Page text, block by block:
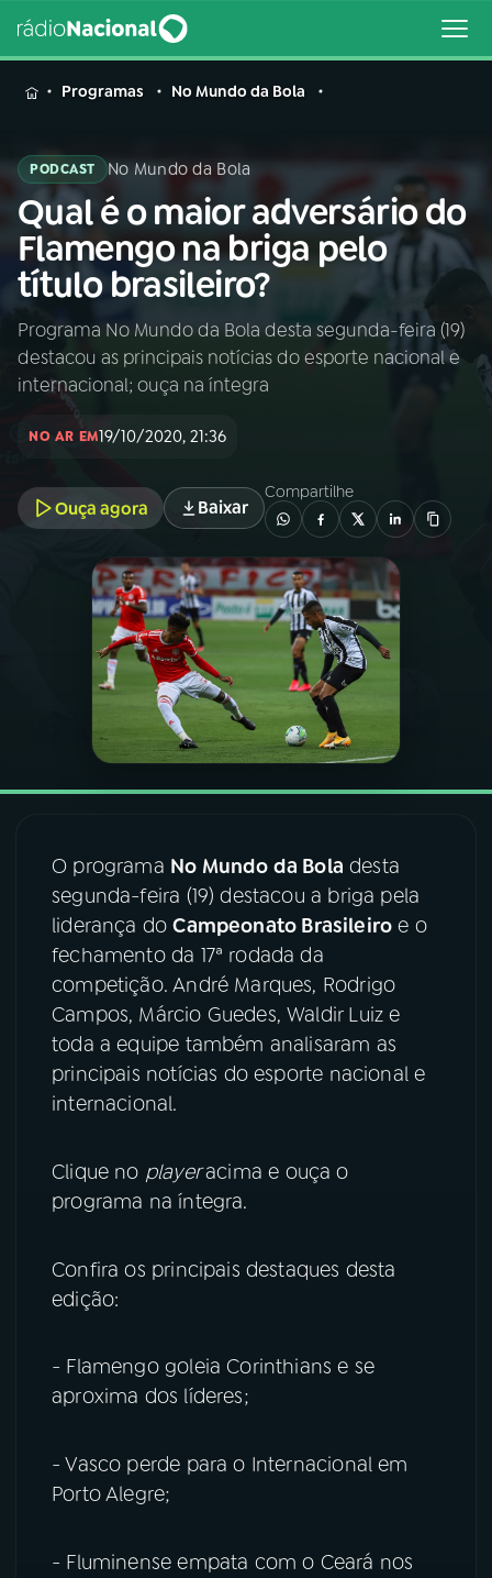
MENU
Buscar
na
Rádio
Nacional
Buscar
AO VIVO
INÍCIO
PROGRAMAS
PODCASTS
VIDEOCASTS
08 FESTIVAL DE MÚSICA
ACOMPANHE A RÁDIO NACIONAL
YouTube Facebook
Instagram X
Programas No Mundo da Bola
PODCAST No Mundo da Bola
Qual é o maior adversário do
Flamengo na briga pelo
título brasileiro?
Programa No Mundo da Bola desta segunda-feira (19)
destacou as principais notícias do esporte nacional e
internacional; ouça na íntegra
NO AR EM19/10/2020, 21:36
Ouça agora Baixar
Compartilhe
O programa No Mundo da Bola desta
segunda-feira (19) destacou a briga pela
liderança doCampeonato Brasileiro e o
fechamento da 17ª rodada da
competição. André Marques, Rodrigo
Campos, Márcio Guedes, Waldir Luiz e
toda a equipe também analisaram as
principais notícias do esporte nacional e
internacional.
Clique no playeracima e ouça o
programa na íntegra.
Confira os principais destaques desta
edição:
- Flamengo goleia Corinthians e se
aproxima dos líderes;
- Vasco perde para o Internacional em
Porto Alegre;
- Fluminense empata com o Ceará nos